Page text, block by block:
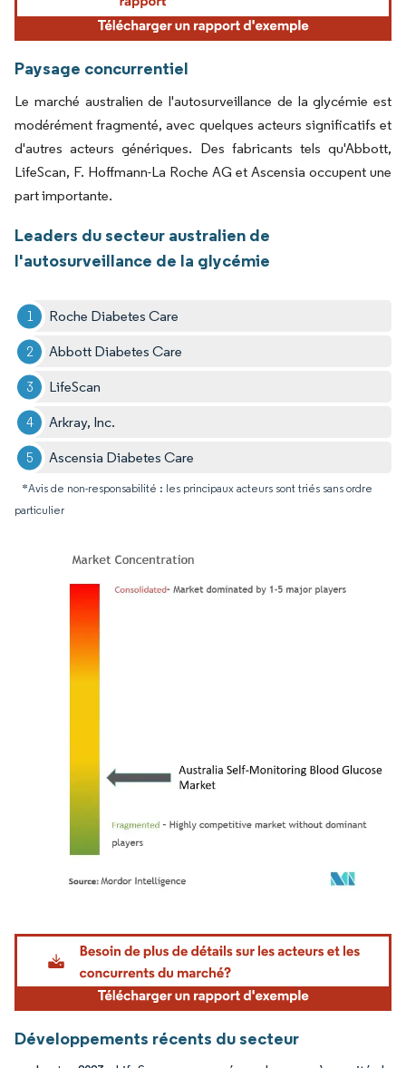
Paysage concurrentiel
Le marché australien de l'autosurveillance de la glycémie est
modérément fragmenté, avec quelques acteurs significatifs et
d'autres acteurs génériques. Des fabricants tels qu'Abbott,
LifeScan, F. Hoffmann-La Roche AG et Ascensia occupent une
part importante.
Leaders du secteur australien de
l'autosurveillance de la glycémie
Roche Diabetes Care
Abbott Diabetes Care
LifeScan
Arkray, Inc.
Ascensia Diabetes Care
*Avis de non-responsabilité : les principaux acteurs sont triés sans ordre
particulier
Image © Mordor Intelligence. La réutilisation nécessite une attribution sous CC BY
Développements récents du secteur